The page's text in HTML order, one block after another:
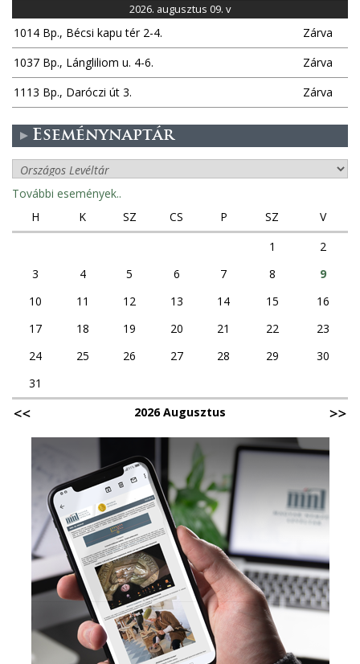
2026. augusztus 09. v
1014 Bp., Bécsi kapu tér 2-4.
Zárva
1037 Bp., Lángliliom u. 4-6.
Zárva
1113 Bp., Daróczi út 3.
Zárva
Eseménynaptár
További események..
H
K SZ CS P SZ
V
1
2
3
4 5 6 7 8
9
10
11 12 13 14 15
16
17
18 19 20 21 22
23
24
25 26 27 28 29
30
31
2026 Augusztus